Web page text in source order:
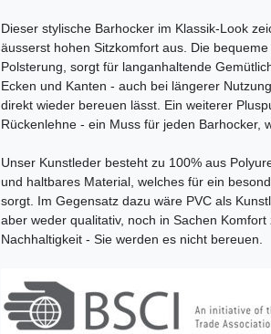
Dieser stylische Barhocker im Klassik-Look
äusserst hohen Sitzkomfort aus. Die
Polsterung, sorgt für langanhaltende
Ecken und Kanten - auch bei längerer
direkt wieder bereuen lässt. Ein weiterer
Rückenlehne - ein Muss für jeden Barhocker,
Unser Kunstleder besteht zu 100% aus
und haltbares Material, welches für ein
sorgt. Im Gegensatz dazu wäre PVC als
aber weder qualitativ, noch in Sachen
Nachhaltigkeit - Sie werden es nicht bereuen.